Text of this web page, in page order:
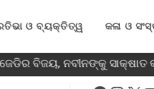
ଓ ବ୍ୟକ୍ତିତ୍ୱ କଳା ଓ
ବିଜୟ, ନବୀନଙ୍କୁ ସାକ୍ଷାତ